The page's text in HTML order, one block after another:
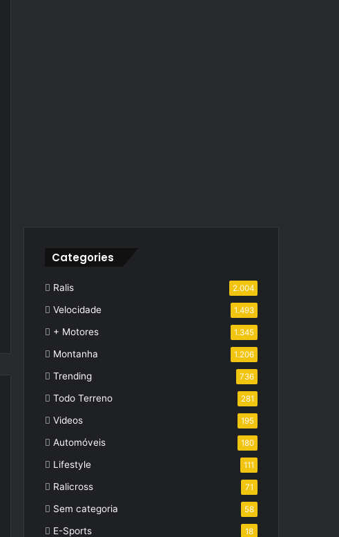
Categories
Ralis 2.004
Velocidade 1.493
+ Motores 1.345
Montanha 1.206
Trending 736
Todo Terreno 281
Videos 195
Automóveis 180
Lifestyle 111
Ralicross 71
Sem categoria 58
E-Sports 18